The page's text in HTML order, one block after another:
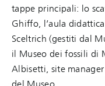
tappe principali: lo
Ghiffo, l’aula
Sceltrich (gestiti dal
il Museo dei fossili di
Albisetti, site